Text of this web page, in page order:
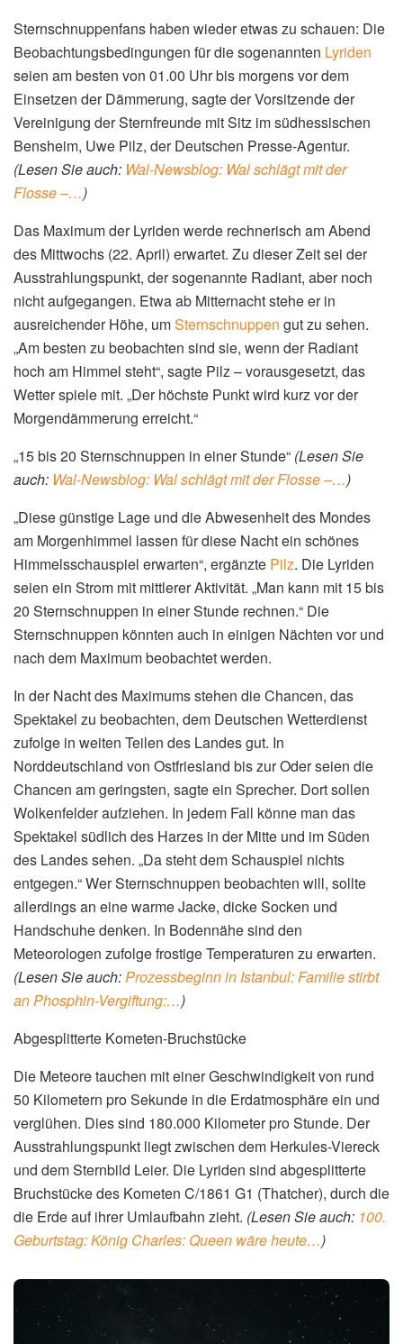
Sternschnuppenfans haben wieder etwas zu schauen: Die
Beobachtungsbedingungen für die sogenannten Lyriden
seien am besten von 01.00 Uhr bis morgens vor dem
Einsetzen der Dämmerung, sagte der Vorsitzende der
Vereinigung der Sternfreunde mit Sitz im südhessischen
Bensheim, Uwe Pilz, der Deutschen Presse-Agentur.
(Lesen Sie auch: Wal-Newsblog: Wal schlägt mit der
Flosse –…)
Das Maximum der Lyriden werde rechnerisch am Abend
des Mittwochs (22. April) erwartet. Zu dieser Zeit sei der
Ausstrahlungspunkt, der sogenannte Radiant, aber noch
nicht aufgegangen. Etwa ab Mitternacht stehe er in
ausreichender Höhe, umSternschnuppen gut zu sehen.
„Am besten zu beobachten sind sie, wenn der Radiant
hoch am Himmel steht“, sagte Pilz – vorausgesetzt, das
Wetter spiele mit. „Der höchste Punkt wird kurz vor der
Morgendämmerung erreicht.“
„15 bis 20 Sternschnuppen in einer Stunde“ (Lesen Sie
auch: Wal-Newsblog: Wal schlägt mit der Flosse –…)
„Diese günstige Lage und die Abwesenheit des Mondes
am Morgenhimmel lassen für diese Nacht ein schönes
Himmelsschauspiel erwarten“, ergänzte Pilz. Die Lyriden
seien ein Strom mit mittlerer Aktivität. „Man kann mit 15 bis
20 Sternschnuppen in einer Stunde rechnen.“ Die
Sternschnuppen könnten auch in einigen Nächten vor und
nach dem Maximum beobachtet werden.
In der Nacht des Maximums stehen die Chancen, das
Spektakel zu beobachten, dem Deutschen Wetterdienst
zufolge in weiten Teilen des Landes gut. In
Norddeutschland von Ostfriesland bis zur Oder seien die
Chancen am geringsten, sagte ein Sprecher. Dort sollen
Wolkenfelder aufziehen. In jedem Fall könne man das
Spektakel südlich des Harzes in der Mitte und im Süden
des Landes sehen. „Da steht dem Schauspiel nichts
entgegen.“ Wer Sternschnuppen beobachten will, sollte
allerdings an eine warme Jacke, dicke Socken und
Handschuhe denken. In Bodennähe sind den
Meteorologen zufolge frostige Temperaturen zu erwarten.
(Lesen Sie auch:Prozessbeginn in Istanbul: Familie stirbt
an Phosphin-Vergiftung:…)
Abgesplitterte Kometen-Bruchstücke
Die Meteore tauchen mit einer Geschwindigkeit von rund
50 Kilometern pro Sekunde in die Erdatmosphäre ein und
verglühen. Dies sind 180.000 Kilometer pro Stunde. Der
Ausstrahlungspunkt liegt zwischen dem Herkules-Viereck
und dem Sternbild Leier. Die Lyriden sind abgesplitterte
Bruchstücke des Kometen C/1861 G1 (Thatcher), durch die
die Erde auf ihrer Umlaufbahn zieht. (Lesen Sie auch: 100.
Geburtstag: König Charles: Queen wäre heute…)